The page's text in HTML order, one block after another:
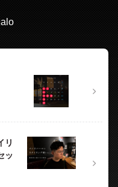
リ
ッ